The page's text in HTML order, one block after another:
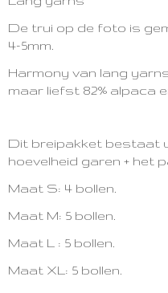
De trui op de foto is
4-5mm.
Harmony van lang
maar liefst 82% alpaca
Dit breipakket bestaat
hoevelheid garen + het
Maat S: 4 bollen.
Maat M: 5 bollen.
Maat L : 5 bollen.
Maat XL: 5 bollen.